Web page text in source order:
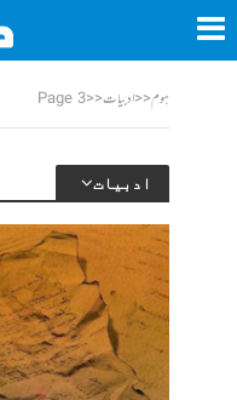
ہوم<<ادبیات<<
Page 3
ادبیات